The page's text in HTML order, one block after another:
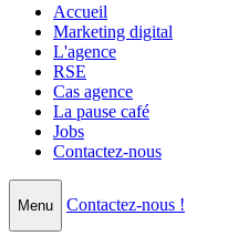
Accueil
Marketing digital
L'agence
RSE
Cas agence
La pause café
Jobs
Contactez-nous
Menu Contactez-nous !